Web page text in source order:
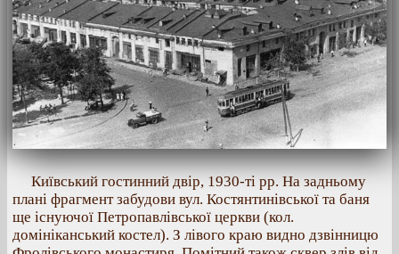
Київський гостинний двір, 1930-ті рр. На задньому
плані фрагмент забудови вул. Костянтинівської та баня
ще існуючої Петропавлівської церкви (кол.
домініканський костел). З лівого краю видно дзвінницю